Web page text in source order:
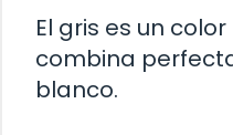
El gris es un
combina
blanco.